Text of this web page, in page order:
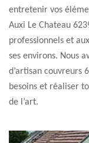
entretenir vos
Auxi Le Chateau
professionnels et
ses environs. Nous
d’artisan couvreurs
besoins et réaliser
de l’art.